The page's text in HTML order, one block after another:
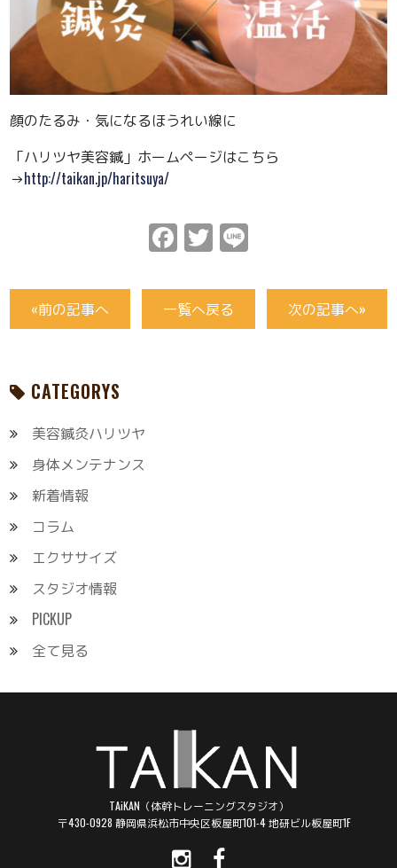
顔のたるみ・気になるほうれい線に
「ハリツヤ美容鍼」ホームページはこちら
→http://taikan.jp/haritsuya/
Facebook
Twitter
«前の記事へ 一覧へ戻る 次の記事へ»
CATEGORYS
美容鍼灸ハリツヤ
身体メンテナンス
新着情報
コラム
エクササイズ
スタジオ情報
PICKUP
全て見る
TAiKAN（体幹トレーニングスタジオ）
〒430-0928 静岡県浜松市中央区板屋町101-4 地研ビル板屋町1F